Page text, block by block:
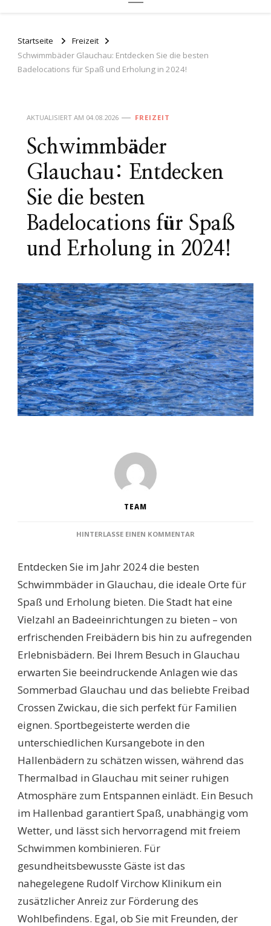
Startseite
Freizeit
Schwimmbäder Glauchau: Entdecken Sie die besten
Badelocations für Spaß und Erholung in 2024!
AKTUALISIERT AM 04.08.2026 FREIZEIT
Schwimmbäder
Glauchau: Entdecken
Sie die besten
Badelocations für Spaß
und Erholung in 2024!
TEAM
HINTERLASSE EINEN KOMMENTAR
ENTDECKEN
SIE
DIE
BESTEN
FÜR
SPASS U
RHOLUNG I
N 2
Entdecken Sie im Jahr 2024 die besten
Schwimmbäder in Glauchau, die ideale Orte für
Spaß und Erholung bieten. Die Stadt hat eine
Vielzahl an Badeeinrichtungen zu bieten – von
erfrischenden Freibädern bis hin zu aufregenden
Erlebnisbädern. Bei Ihrem Besuch in Glauchau
erwarten Sie beeindruckende Anlagen wie das
Sommerbad Glauchau und das beliebte Freibad
Crossen Zwickau, die sich perfekt für Familien
eignen. Sportbegeisterte werden die
unterschiedlichen Kursangebote in den
Hallenbädern zu schätzen wissen, während das
Thermalbad in Glauchau mit seiner ruhigen
Atmosphäre zum Entspannen einlädt. Ein Besuch
im Hallenbad garantiert Spaß, unabhängig vom
Wetter, und lässt sich hervorragend mit freiem
Schwimmen kombinieren. Für
gesundheitsbewusste Gäste ist das
nahegelegene Rudolf Virchow Klinikum ein
zusätzlicher Anreiz zur Förderung des
Wohlbefindens. Egal, ob Sie mit Freunden, der